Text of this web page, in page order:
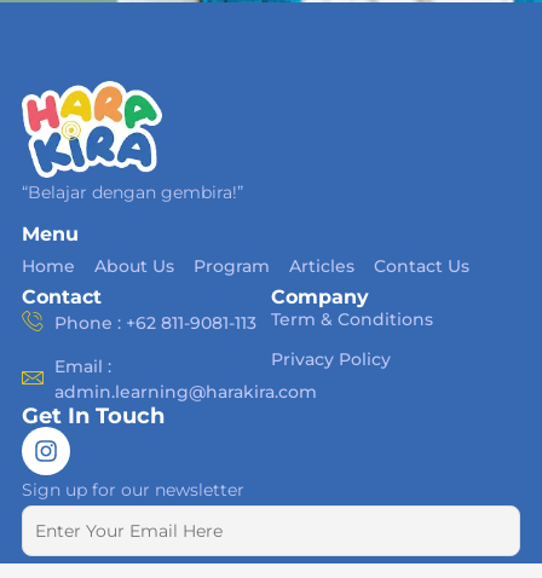
“Belajar dengan gembira!”
Menu
Home About Us Program Articles Contact Us
Contact
Phone : +62 811-9081-113
Email :
admin.learning@harakira.com
Company
Term & Conditions
Privacy Policy
Get In Touch
Sign up for our newsletter